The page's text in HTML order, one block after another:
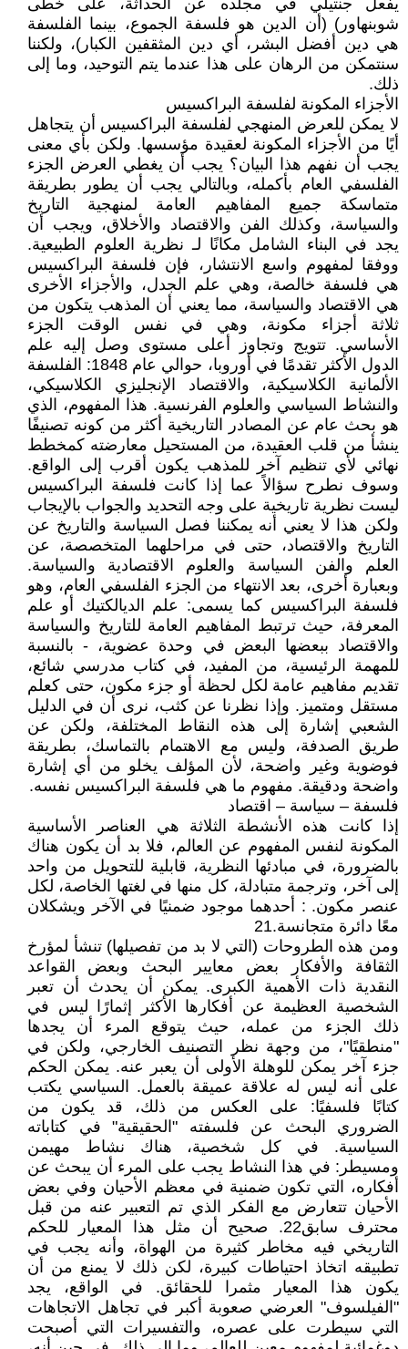
يفعل جنتيلي في مجلده عن الحداثة، على خطى
شوبنهاور) (أن الدين هو فلسفة الجموع، بينما الفلسفة
هي دين أفضل البشر، أي دين المثقفين الكبار)، ولكننا
سنتمكن من الرهان على هذا عندما يتم التوحيد، وما إلى
ذلك.
الأجزاء المكونة لفلسفة البراكسيس
لا يمكن للعرض المنهجي لفلسفة البراكسيس أن يتجاهل
أيًا من الأجزاء المكونة لعقيدة مؤسسها. ولكن بأي معنى
يجب أن نفهم هذا البيان؟ يجب أن يغطي العرض الجزء
الفلسفي العام بأكمله، وبالتالي يجب أن يطور بطريقة
متماسكة جميع المفاهيم العامة لمنهجية التاريخ
والسياسة، وكذلك الفن والاقتصاد والأخلاق، ويجب أن
يجد في البناء الشامل مكانًا لـ نظرية العلوم الطبيعية.
ووفقا لمفهوم واسع الانتشار، فإن فلسفة البراكسيس
هي فلسفة خالصة، وهي علم الجدل، والأجزاء الأخرى
هي الاقتصاد والسياسة، مما يعني أن المذهب يتكون من
ثلاثة أجزاء مكونة، وهي في نفس الوقت الجزء
الأساسي. تتويج وتجاوز أعلى مستوى وصل إليه علم
الدول الأكثر تقدمًا في أوروبا، حوالي عام 1848: الفلسفة
الألمانية الكلاسيكية، والاقتصاد الإنجليزي الكلاسيكي،
والنشاط السياسي والعلوم الفرنسية. هذا المفهوم، الذي
هو بحث عام عن المصادر التاريخية أكثر من كونه تصنيفًا
ينشأ من قلب العقيدة، من المستحيل معارضته كمخطط
نهائي لأي تنظيم آخر للمذهب يكون أقرب إلى الواقع.
وسوف نطرح سؤالاً عما إذا كانت فلسفة البراكسيس
ليست نظرية تاريخية على وجه التحديد والجواب بالإيجاب
ولكن هذا لا يعني أنه يمكننا فصل السياسة والتاريخ عن
التاريخ والاقتصاد، حتى في مراحلهما المتخصصة، عن
العلم والفن السياسة والعلوم الاقتصادية والسياسة.
وبعبارة أخرى، بعد الانتهاء من الجزء الفلسفي العام، وهو
فلسفة البراكسيس كما يسمى: علم الديالكتيك أو علم
المعرفة، حيث ترتبط المفاهيم العامة للتاريخ والسياسة
والاقتصاد ببعضها البعض في وحدة عضوية، - بالنسبة
للمهمة الرئيسية، من المفيد، في كتاب مدرسي شائع،
تقديم مفاهيم عامة لكل لحظة أو جزء مكون، حتى كعلم
مستقل ومتميز. وإذا نظرنا عن كثب، نرى أن في الدليل
الشعبي إشارة إلى هذه النقاط المختلفة، ولكن عن
طريق الصدفة، وليس مع الاهتمام بالتماسك، بطريقة
فوضوية وغير واضحة، لأن المؤلف يخلو من أي إشارة
واضحة ودقيقة. مفهوم ما هي فلسفة البراكسيس نفسه.
فلسفة – سياسة – اقتصاد
إذا كانت هذه الأنشطة الثلاثة هي العناصر الأساسية
المكونة لنفس المفهوم عن العالم، فلا بد أن يكون هناك
بالضرورة، في مبادئها النظرية، قابلية للتحويل من واحد
إلى آخر، وترجمة متبادلة، كل منها في لغتها الخاصة، لكل
عنصر مكون. : أحدهما موجود ضمنيًا في الآخر ويشكلان
معًا دائرة متجانسة.21
ومن هذه الطروحات (التي لا بد من تفصيلها) تنشأ لمؤرخ
الثقافة والأفكار بعض معايير البحث وبعض القواعد
النقدية ذات الأهمية الكبرى. يمكن أن يحدث أن تعبر
الشخصية العظيمة عن أفكارها الأكثر إثمارًا ليس في
ذلك الجزء من عمله، حيث يتوقع المرء أن يجدها
"منطقيًا"، من وجهة نظر التصنيف الخارجي، ولكن في
جزء آخر يمكن للوهلة الأولى أن يعبر عنه. يمكن الحكم
على أنه ليس له علاقة عميقة بالعمل. السياسي يكتب
كتابًا فلسفيًا: على العكس من ذلك، قد يكون من
الضروري البحث عن فلسفته "الحقيقية" في كتاباته
السياسية. في كل شخصية، هناك نشاط مهيمن
ومسيطر: في هذا النشاط يجب على المرء أن يبحث عن
أفكاره، التي تكون ضمنية في معظم الأحيان وفي بعض
الأحيان تتعارض مع الفكر الذي تم التعبير عنه من قبل
محترف سابق22. صحيح أن مثل هذا المعيار للحكم
التاريخي فيه مخاطر كثيرة من الهواة، وأنه يجب في
تطبيقه اتخاذ احتياطات كبيرة، لكن ذلك لا يمنع من أن
يكون هذا المعيار مثمرا للحقائق. في الواقع، يجد
"الفيلسوف" العرضي صعوبة أكبر في تجاهل الاتجاهات
التي سيطرت على عصره، والتفسيرات التي أصبحت